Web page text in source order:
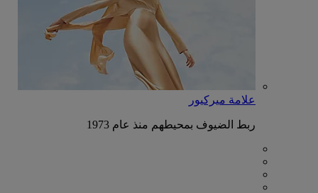
علامة ميركيور
ربط الضيوف بمحيطهم منذ عام 1973